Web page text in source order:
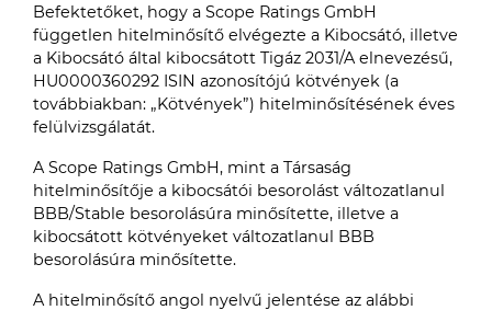
Befektetőket, hogy a Scope Ratings GmbH
független hitelminősítő elvégezte a Kibocsátó, illetve
a Kibocsátó által kibocsátott Tigáz 2031/A elnevezésű,
HU0000360292 ISIN azonosítójú kötvények (a
továbbiakban: „Kötvények”) hitelminősítésének éves
felülvizsgálatát.
A Scope Ratings GmbH, mint a Társaság
hitelminősítője a kibocsátói besorolást változatlanul
BBB/Stable besorolásúra minősítette, illetve a
kibocsátott kötvényeket változatlanul BBB
besorolásúra minősítette.
A hitelminősítő angol nyelvű jelentése az alábbi